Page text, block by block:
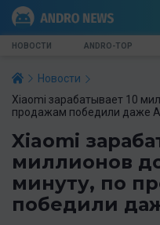
НОВОСТИ ANDRO-TOP
Новости
Xiaomi зарабатывает 10
продажам победили даже
Xiaomi
миллионов
минуту, по
победили